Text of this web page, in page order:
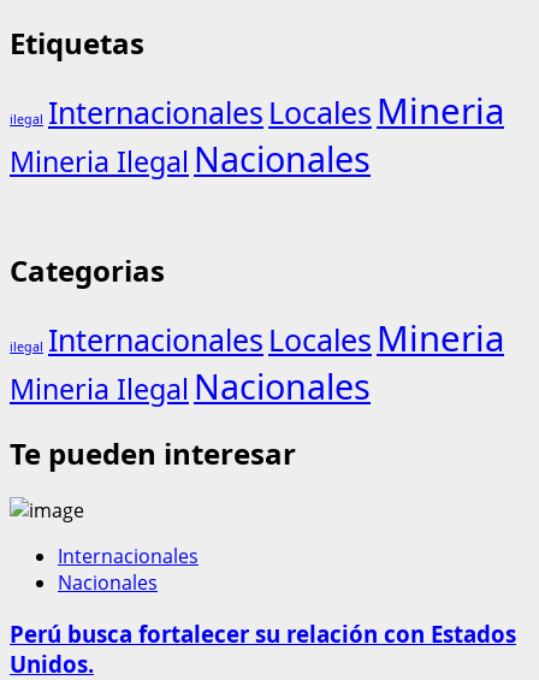
Etiquetas
ilegal Internacionales Locales Mineria
Mineria Ilegal Nacionales
Categorias
ilegal Internacionales Locales Mineria
Mineria Ilegal Nacionales
Te pueden interesar
Internacionales
Nacionales
Perú busca fortalecer su relación con Estados
Unidos.